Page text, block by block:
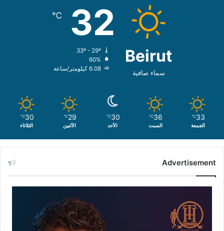
Beirut
سماء صافية
32
℃
60%
6.08 كيلومتر/ساعة
33
℃
الجمعة
36
℃
السبت
30
℃
الأحد
29
℃
الأثنين
30
℃
الثلاثاء
Advertisement